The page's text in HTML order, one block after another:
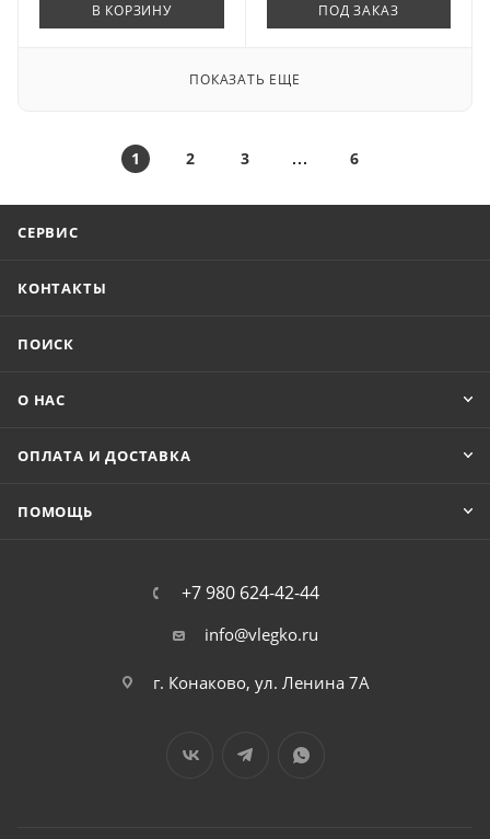
В КОРЗИНУ ПОД ЗАКАЗ
ПОКАЗАТЬ ЕЩЕ
1 2 3 6
СЕРВИС
КОНТАКТЫ
ПОИСК
О НАС
ОПЛАТА И ДОСТАВКА
ПОМОЩЬ
+7 980 624-42-44
info@vlegko.ru
г. Конаково, ул. Ленина 7А